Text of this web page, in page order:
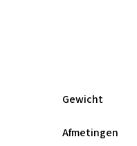
Gewicht
Afmetingen